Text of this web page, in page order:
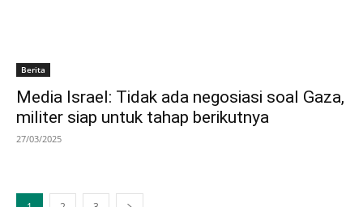
Berita
Media Israel: Tidak ada negosiasi soal Gaza,
militer siap untuk tahap berikutnya
27/03/2025